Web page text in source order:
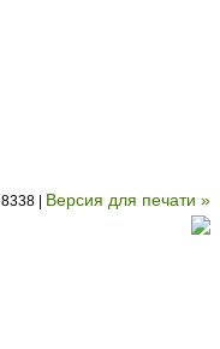
| Версия для печати »